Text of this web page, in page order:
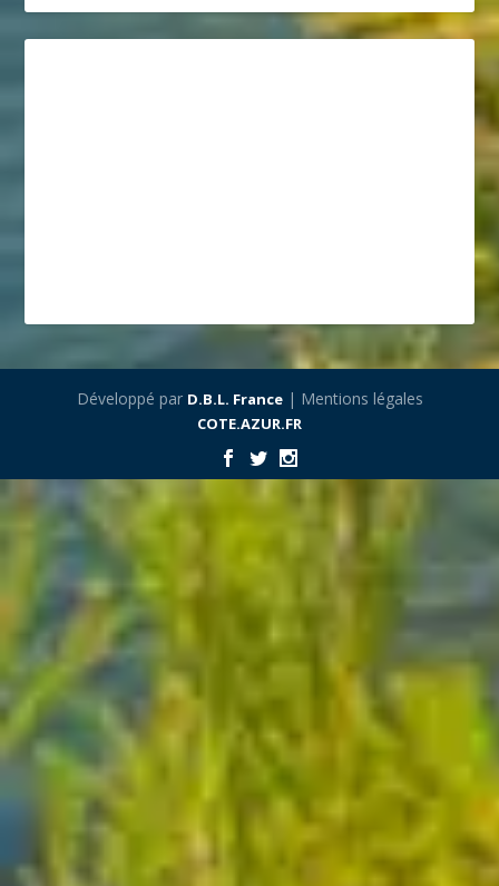
Développé par D.B.L. France| Mentions légales
COTE.AZUR.FR